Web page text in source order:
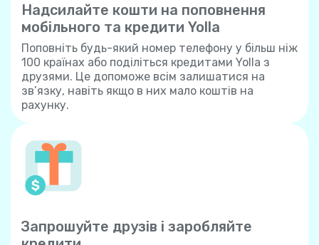
Надсилайте кошти на поповнення
мобільного та кредити Yolla
Поповніть будь-який номер телефону у більш ніж
100 країнах або поділіться кредитами Yolla з
друзями. Це допоможе всім залишатися на
зв’язку, навіть якщо в них мало коштів на
рахунку.
Запрошуйте друзів і заробляйте